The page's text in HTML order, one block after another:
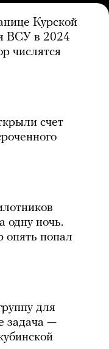
Курской
ВСУ в 2024
числятся
счет
одну ночь.
опять попал
для
задача —